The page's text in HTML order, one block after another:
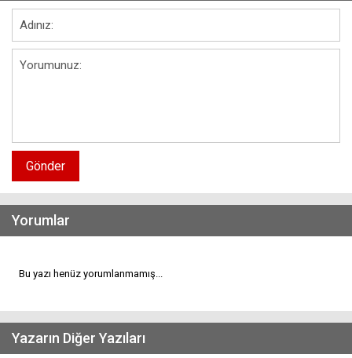
Gönder
Yorumlar
Bu yazı henüz yorumlanmamış...
Yazarın Diğer Yazıları